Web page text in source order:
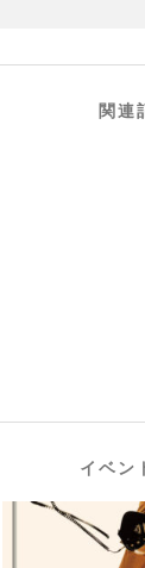
関連
イベン